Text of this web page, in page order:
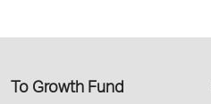
Το Growth Fund